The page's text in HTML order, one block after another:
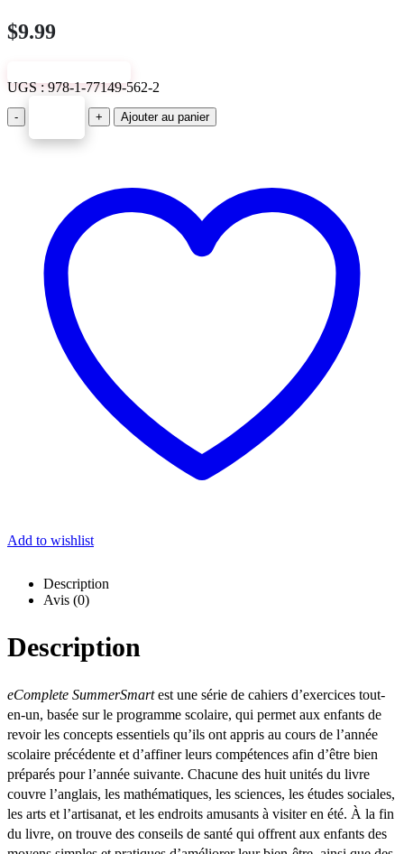
$9.99
UGS :978-1-77149-562-2
- + Ajouter au panier
Add to wishlist
Description
Avis (0)
Description
eComplete SummerSmartest une série de cahiers d’exercices tout-
en-un, basée sur le programme scolaire, qui permet aux enfants de
revoir les concepts essentiels qu’ils ont appris au cours de l’année
scolaire précédente et d’affiner leurs compétences afin d’être bien
préparés pour l’année suivante. Chacune des huit unités du livre
couvre l’anglais, les mathématiques, les sciences, les études sociales,
les arts et l’artisanat, et les endroits amusants à visiter en été. À la fin
du livre, on trouve des conseils de santé qui offrent aux enfants des